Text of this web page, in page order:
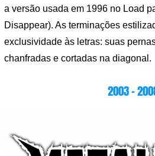
a versão usada em 1996 no Load
Disappear). As terminações
exclusividade às letras: suas
chanfradas e cortadas na diagonal.
2003 –